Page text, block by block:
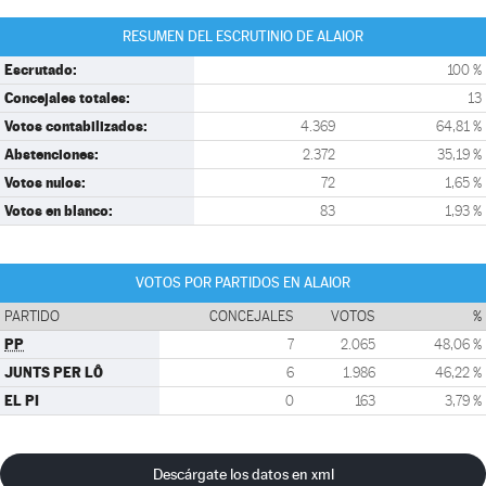
RESUMEN DEL ESCRUTINIO DE ALAIOR
Escrutado: 100 %
Concejales totales: 13
Votos contabilizados: 4.369 64,81 %
Abstenciones: 2.372 35,19 %
Votos nulos: 72 1,65 %
Votos en blanco: 83 1,93 %
VOTOS POR PARTIDOS EN ALAIOR
PARTIDO CONCEJALES VOTOS %
PP 7 2.065 48,06 %
JUNTS PER LÔ 6 1.986 46,22 %
EL PI 0 163 3,79 %
Descárgate los datos en xml